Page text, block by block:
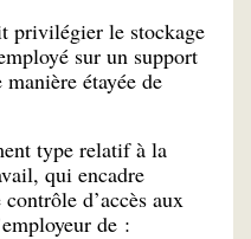
privilégier le stockage
sur un support
étayée de
type relatif à la
qui encadre
d’accès aux
de :